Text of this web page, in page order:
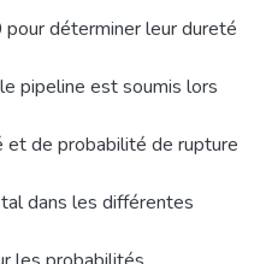
déterminer leur dureté
pipeline est soumis lors
de probabilité de rupture
dans les différentes